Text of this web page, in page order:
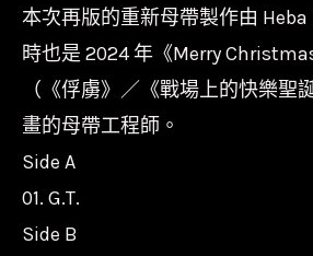
本次再版的重新母帶製作由 Heba
時也是 2024 年《Merry
（《俘虜》／《戰場上的快樂聖
畫的母帶工程師。
Side A
01. G.T.
Side B